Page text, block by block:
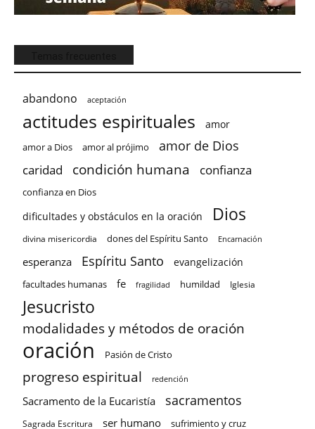
abandono aceptación
actitudes espirituales amor
amor a Dios amor al prójimo amor de Dios
caridad condición humana confianza
confianza en Dios
dificultades y obstáculos en la oración Dios
divina misericordia dones del Espíritu Santo Encarnación
esperanza Espíritu Santo evangelización
facultades humanas fe fragilidad humildad Iglesia
Jesucristo
modalidades y métodos de oración
oración Pasión de Cristo
progreso espiritual redención
Sacramento de la Eucaristía sacramentos
Sagrada Escritura ser humano sufrimiento y cruz